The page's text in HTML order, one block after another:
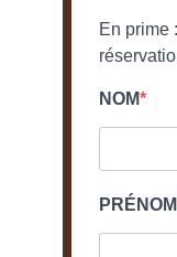
En prime
NOM
PRÉNOM